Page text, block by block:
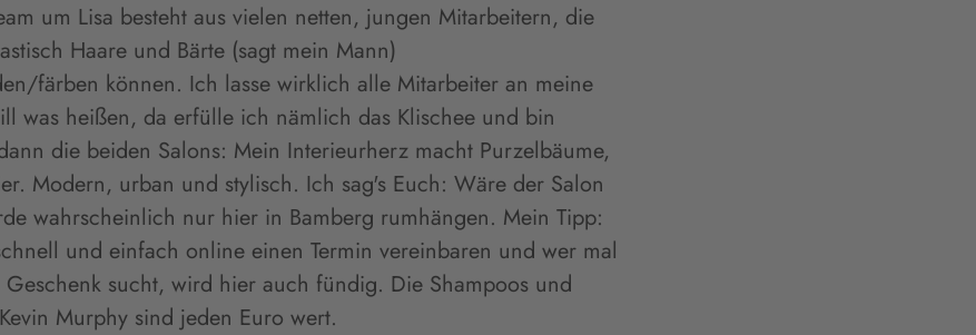
um Lisa besteht aus vielen netten, jungen Mitarbeitern, die
Haare und Bärte (sagt mein Mann)
färben können. Ich lasse wirklich alle Mitarbeiter an meine
was heißen, da erfülle ich nämlich das Klischee und bin
die beiden Salons: Mein Interieurherz macht Purzelbäume,
Modern, urban und stylisch. Ich sag's Euch: Wäre der Salon
wahrscheinlich nur hier in Bamberg rumhängen. Mein Tipp:
und einfach online einen Termin vereinbaren und wer mal
sucht, wird hier auch fündig. Die Shampoos und
Murphy sind jeden Euro wert.